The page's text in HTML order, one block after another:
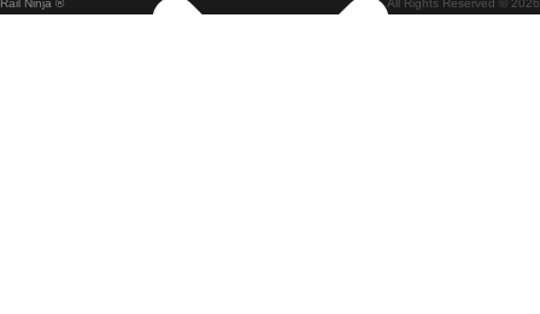
Tåg från Budapest till Bratislava
Rail Ninja ® All Rights Reserved © 2026